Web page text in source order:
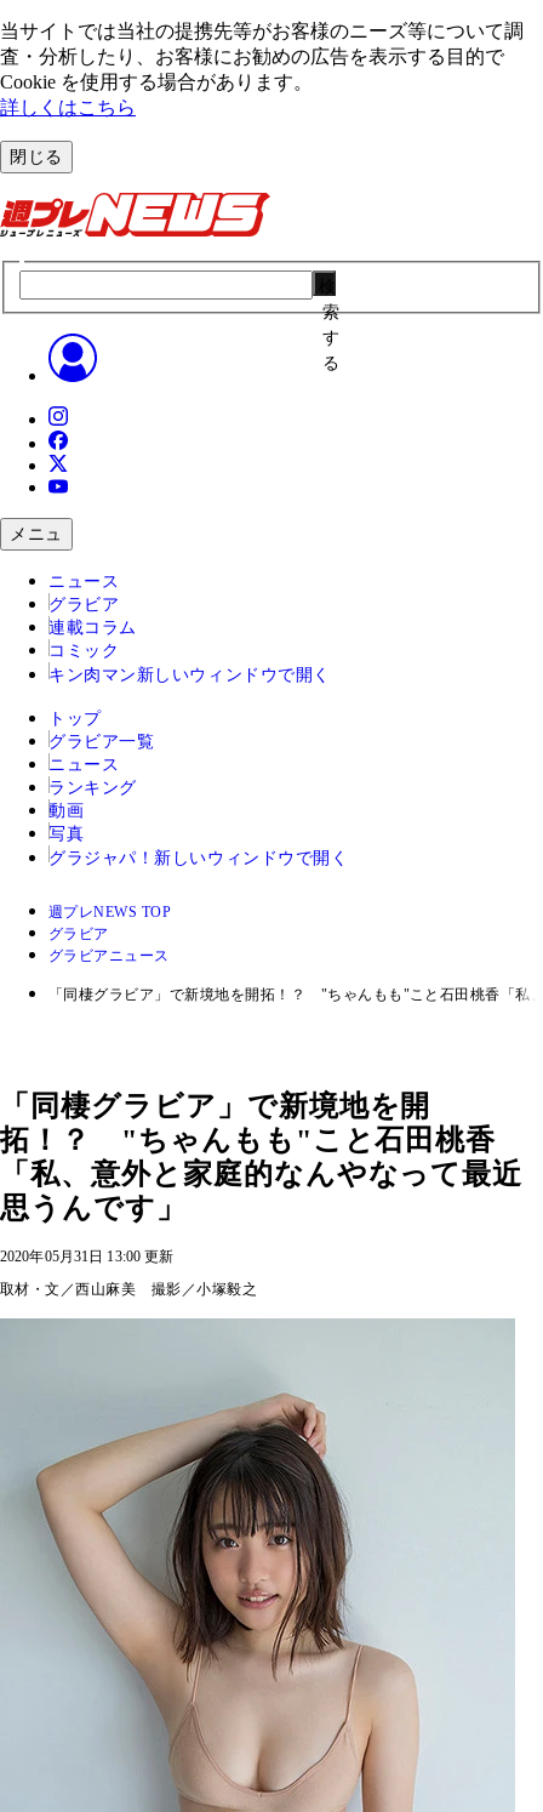
当サイトでは当社の提携先等がお客様のニーズ等について調
査・分析したり、お客様にお勧めの広告を表⽰する⽬的で
Cookie を使⽤する場合があります。
詳しくはこちら
閉じる
索
す
る
メニュ
ニュース
グラビア
連載コラム
コミック
キン肉マン 新しいウィンドウで開く
トップ
グラビア一覧
ニュース
ランキング
動画
写真
グラジャパ！ 新しいウィンドウで開く
週プレNEWS TOP
グラビア
グラビアニュース
「同棲グラビア」で新境地を開拓！？ "ちゃんもも"こと石田桃香「私
「同棲グラビア」で新境地を開
拓！？ "ちゃんもも"こと石田桃香
「私、意外と家庭的なんやなって最近
思うんです」
2020年05月31日 13:00 更新
取材・文／西山麻美 撮影／小塚毅之